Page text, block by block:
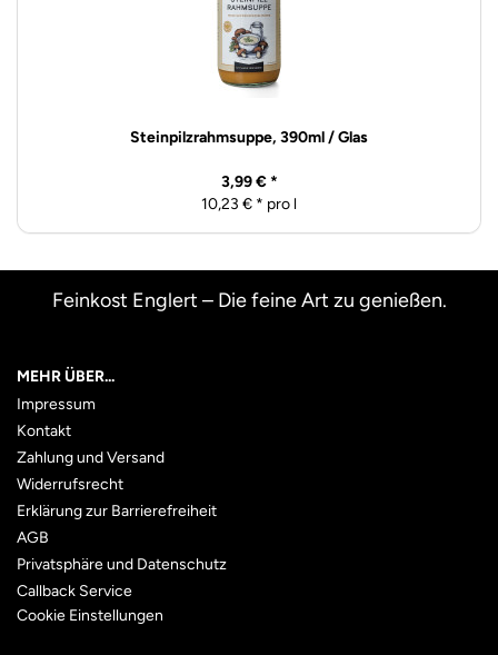
Steinpilzrahmsuppe, 390ml / Glas
3,99 € *
10,23 € * pro l
Feinkost Englert – Die feine Art zu genießen.
MEHR ÜBER...
Impressum
Kontakt
Zahlung und Versand
Widerrufsrecht
Erklärung zur Barrierefreiheit
AGB
Privatsphäre und Datenschutz
Callback Service
Cookie Einstellungen